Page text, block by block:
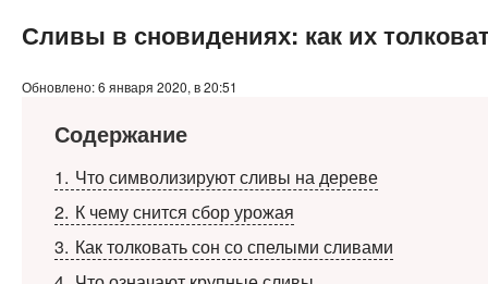
Сливы в сновидениях: как их
Обновлено: 6 января 2020, в 20:51
Содержание
1
Что символизируют сливы на дереве
2 К чему снится сбор урожая
3 Как толковать сон со спелыми сливами